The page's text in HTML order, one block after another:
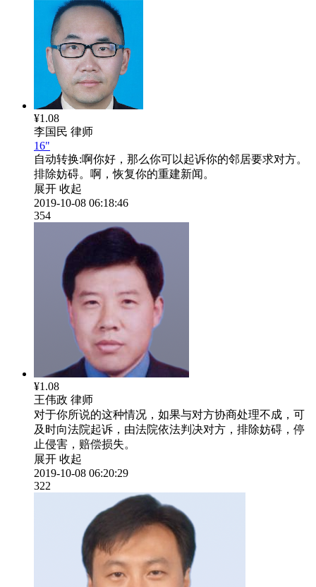
¥1.08
李国民 律师
16"
自动转换:啊你好，那么你可以起诉你的邻居要求对方。
排除妨碍。啊，恢复你的重建新闻。
展开 收起
2019-10-08 06:18:46
354
¥1.08
王伟政 律师
对于你所说的这种情况，如果与对方协商处理不成，可
及时向法院起诉，由法院依法判决对方，排除妨碍，停
止侵害，赔偿损失。
展开 收起
2019-10-08 06:20:29
322